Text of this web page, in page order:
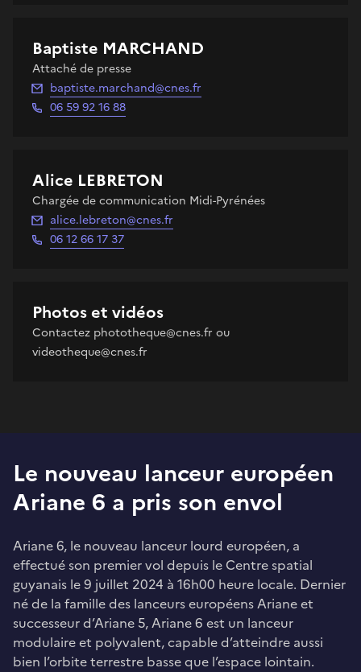
Baptiste MARCHAND
Attaché de presse
baptiste.marchand@cnes.fr
06 59 92 16 88
Alice LEBRETON
Chargée de communication Midi-Pyrénées
alice.lebreton@cnes.fr
06 12 66 17 37
Photos et vidéos
Contactez phototheque@cnes.fr ou
videotheque@cnes.fr
Le nouveau lanceur européen
Ariane 6 a pris son envol
Ariane 6, le nouveau lanceur lourd européen, a
effectué son premier vol depuis le Centre spatial
guyanais le 9 juillet 2024 à 16h00 heure locale. Dernier
né de la famille des lanceurs européens Ariane et
successeur d’Ariane 5, Ariane 6 est un lanceur
modulaire et polyvalent, capable d’atteindre aussi
bien l’orbite terrestre basse que l’espace lointain.